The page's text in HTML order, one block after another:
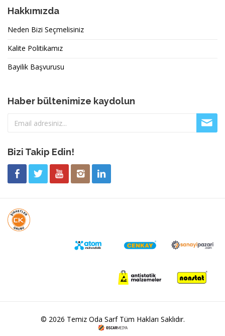
Hakkımızda
Neden Bizi Seçmelisiniz
Kalite Politikamız
Bayilik Başvurusu
Haber bültenimize kaydolun
Bizi Takip Edin!
© 2026 Temiz Oda Sarf Tüm Hakları Saklıdır.